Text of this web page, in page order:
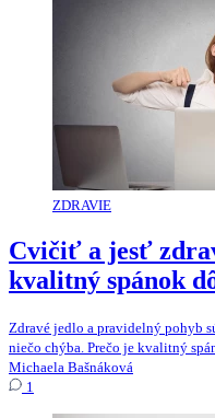
ZDRAVIE
Cvičiť a jesť
kvalitný spánok
Zdravé jedlo a pravidelný pohyb
niečo chýba. Prečo je kvalitný
Michaela Bašnáková
1